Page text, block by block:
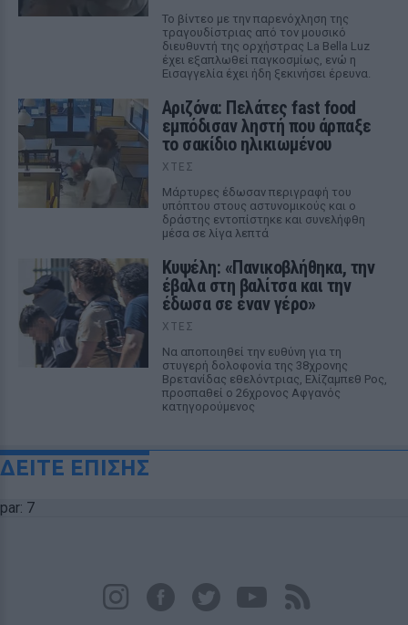
Το βίντεο με την παρενόχληση της
τραγουδίστριας από τον μουσικό
διευθυντή της ορχήστρας La Bella Luz
έχει εξαπλωθεί παγκοσμίως, ενώ η
Εισαγγελία έχει ήδη ξεκινήσει έρευνα.
Αριζόνα: Πελάτες fast food
εμπόδισαν ληστή που άρπαξε
το σακίδιο ηλικιωμένου
ΧΤΕΣ
Μάρτυρες έδωσαν περιγραφή του
υπόπτου στους αστυνομικούς και ο
δράστης εντοπίστηκε και συνελήφθη
μέσα σε λίγα λεπτά
Κυψέλη: «Πανικοβλήθηκα, την
έβαλα στη βαλίτσα και την
έδωσα σε έναν γέρο»
ΧΤΕΣ
Να αποποιηθεί την ευθύνη για τη
στυγερή δολοφονία της 38χρονης
Βρετανίδας εθελόντριας, Ελίζαμπεθ Ρος,
προσπαθεί ο 26χρονος Αφγανός
κατηγορούμενος
ΔΕΙΤΕ ΕΠΙΣΗΣ
par: 7